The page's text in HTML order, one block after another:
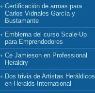
Certificación de armas para
Carlos Vidriales García y
Bustamante
Emblema del curso Scale-Up
para Emprendedores
Ce Jamieson en Professional
Heraldry
Dos trivia de Artistas Heráldicos
en Heralds International